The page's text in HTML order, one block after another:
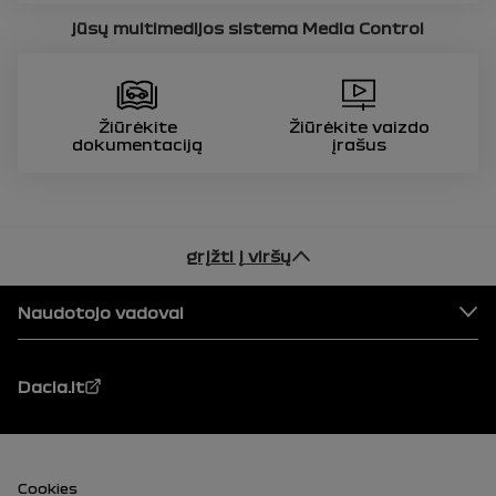
jūsų multimedijos sistema Media Control
Žiūrėkite
dokumentaciją
Žiūrėkite vaizdo
įrašus
grįžti į viršų
Puslapio apačia
Naudotojo vadovai
Dacia.lt
Cookies